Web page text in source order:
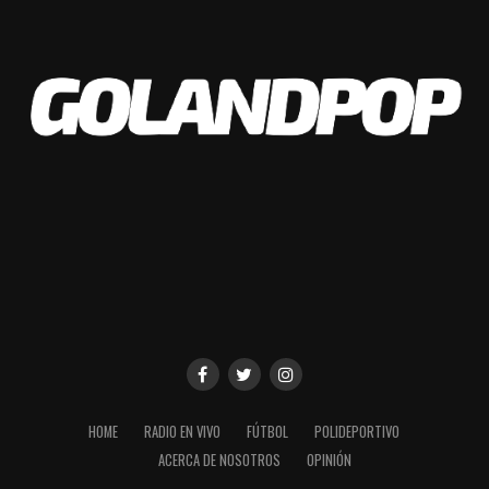
✍️ El delantero pirata
renovó su contrato con
pic.twitter.com/K3kPIwx2F
— Belgrano (@Belgrano)December 28, 2023
HOME RADIO EN VIVO FÚTBOL
POLIDEPORTIVO
ACERCA DE NOSOTROS
OPINIÓN